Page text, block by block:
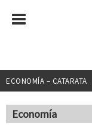
ECONOMÍA – CATARATA
FILTRADO POR:
Economía